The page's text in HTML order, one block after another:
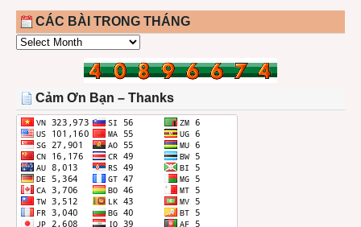
CÁC BÀI TRONG THÁNG
CÁC
THÁNG
Cảm Ơn Bạn – Thanks